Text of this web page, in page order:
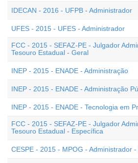
IDECAN - 2016 - UFPB - Administrador
UFES - 2015 - UFES - Administrador
FCC - 2015 - SEFAZ-PE - Julgador
Tesouro Estadual - Geral
INEP - 2015 - ENADE - Administração
INEP - 2015 - ENADE - Administração
INEP - 2015 - ENADE - Tecnologia em
FCC - 2015 - SEFAZ-PE - Julgador
Tesouro Estadual - Específica
CESPE - 2015 - MPOG - Administrador -